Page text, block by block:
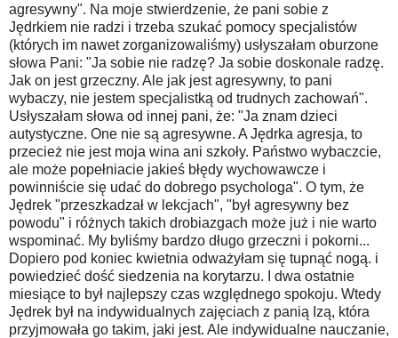
agresywny". Na moje stwierdzenie, że pani sobie z
Jędrkiem nie radzi i trzeba szukać pomocy specjalistów
(których im nawet zorganizowaliśmy) usłyszałam oburzone
słowa Pani: "Ja sobie nie radzę? Ja sobie doskonale radzę.
Jak on jest grzeczny. Ale jak jest agresywny, to pani
wybaczy, nie jestem specjalistką od trudnych zachowań".
Usłyszałam słowa od innej pani, że: "Ja znam dzieci
autystyczne. One nie są agresywne. A Jędrka agresja, to
przecież nie jest moja wina ani szkoły. Państwo wybaczcie,
ale może popełniacie jakieś błędy wychowawcze i
powinniście się udać do dobrego psychologa". O tym, że
Jędrek "przeszkadzał w lekcjach", "był agresywny bez
powodu" i różnych takich drobiazgach może już i nie warto
wspominać. My byliśmy bardzo długo grzeczni i pokorni...
Dopiero pod koniec kwietnia odważyłam się tupnąć nogą. i
powiedzieć dość siedzenia na korytarzu. I dwa ostatnie
miesiące to był najlepszy czas względnego spokoju. Wtedy
Jędrek był na indywidualnych zajęciach z panią Izą, która
przyjmowała go takim, jaki jest. Ale indywidualne nauczanie,